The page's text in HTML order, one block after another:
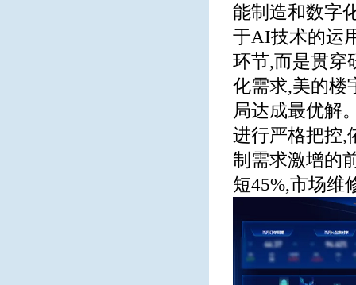
能制造和数字
于AI技术的运
环节,而是贯穿
化需求,美的楼
局达成最优解
进行严格把控,
制需求激增的
短45%,市场维